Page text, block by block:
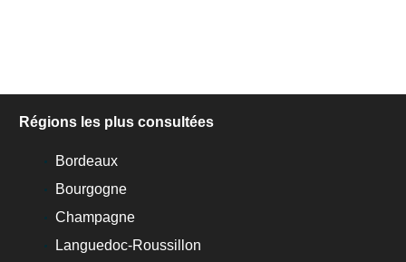
Régions les plus consultées
Bordeaux
Bourgogne
Champagne
Languedoc-Roussillon